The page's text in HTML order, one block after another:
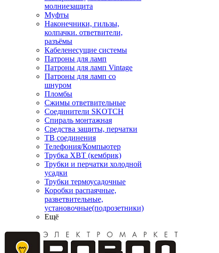
молниезащита
Муфты
Наконечники, гильзы,
колпачки. ответвители,
разъёмы
Кабеленесущие системы
Патроны для ламп
Патроны для ламп Vintage
Патроны для ламп со
шнуром
Пломбы
Сжимы ответвительные
Соединители SKOTCH
Спираль монтажная
Средства защиты, перчатки
ТВ соединения
Телефония/Компьютер
Трубка ХВТ (кембрик)
Трубки и перчатки холодной
усадки
Трубки термоусадочные
Коробки распаячные,
разветвительные,
установочные(подрозетники)
Ещё